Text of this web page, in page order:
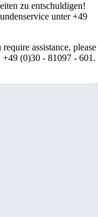
zu entschuldigen!
unter +49
assistance, please
+49 (0)30 - 81097 - 601.